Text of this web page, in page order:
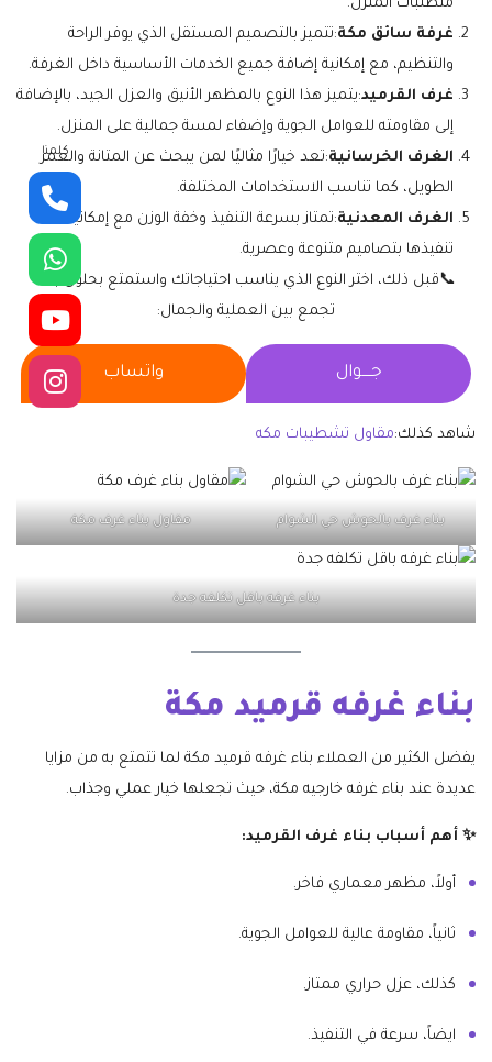
متطلبات المنزل.
غرفة سائق مكة:تتميز بالتصميم المستقل الذي يوفر الراحة
والتنظيم، مع إمكانية إضافة جميع الخدمات الأساسية داخل الغرفة.
غرف القرميد:يتميز هذا النوع بالمظهر الأنيق والعزل الجيد، بالإضافة
إلى مقاومته للعوامل الجوية وإضفاء لمسة جمالية على المنزل.
الغرف الخرسانية:تعد خيارًا مثاليًا لمن يبحث عن المتانة والعمر
الطويل، كما تناسب الاستخدامات المختلفة.
الغرف المعدنية:تمتاز بسرعة التنفيذ وخفة الوزن مع إمكانية
تنفيذها بتصاميم متنوعة وعصرية.
📞قبل ذلك، اختر النوع الذي يناسب احتياجاتك واستمتع بحلول بناء
تجمع بين العملية والجمال:
جــــوال واتساب
شاهد كذلك:مقاول تشطيبات مكه
بناء غرف بالحوش حي الشوام مقاول بناء غرف مكة
بناء غرفه باقل تكلفه جدة
بناء غرفه قرميد مكة
يفضل الكثير من العملاء بناء غرفه قرميد مكة لما تتمتع به من مزايا
عديدة عند بناء غرفه خارجيه مكة، حيث تجعلها خيار عملي وجذاب.
✨ أهم أسباب بناء غرف القرميد:
أولاً، مظهر معماري فاخر.
ثانياً، مقاومة عالية للعوامل الجوية.
كذلك، عزل حراري ممتاز.
ايضاً، سرعة في التنفيذ.
كلمنا